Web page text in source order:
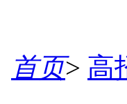
首页> 高